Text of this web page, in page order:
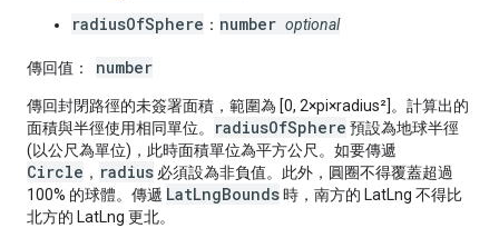
radiusOfSphere ： number optional
傳回值： number
傳回封閉路徑的未簽署面積，範圍為 [0, 2×pi×radius²]。計算出的
面積與半徑使用相同單位。
radiusOfSphere 預設為地球半徑
(以公尺為單位)，此時面積單位為平方公尺。如要傳遞
Circle ， radius 必須設為非負值。此外，圓圈不得覆蓋超過
100% 的球體。傳遞 LatLngBounds時，南方的 LatLng 不得比
北方的 LatLng 更北。